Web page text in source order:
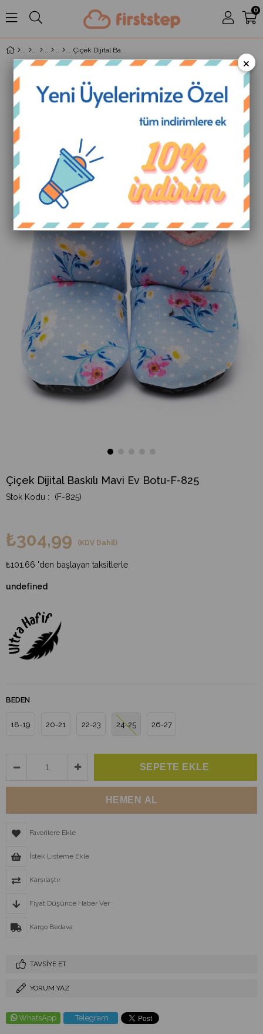
0
Çiçek Dijital Baskılı Mavi Ev Botu-F-825
Çiçek Dijital Baskılı Mavi Ev Botu-F-825
(F-825)
₺304,99 (KDV Dahil)
₺101,66 'den başlayan taksitlerle
undefined
BEDEN
18-19 20-21 22-23 24-25 26-27
Favorilere Ekle
İstek Listeme Ekle
Karşılaştır
Fiyat Düşünce Haber Ver
Kargo Bedava
TAVSIYE ET
YORUM YAZ
WhatsApp Telegram
×